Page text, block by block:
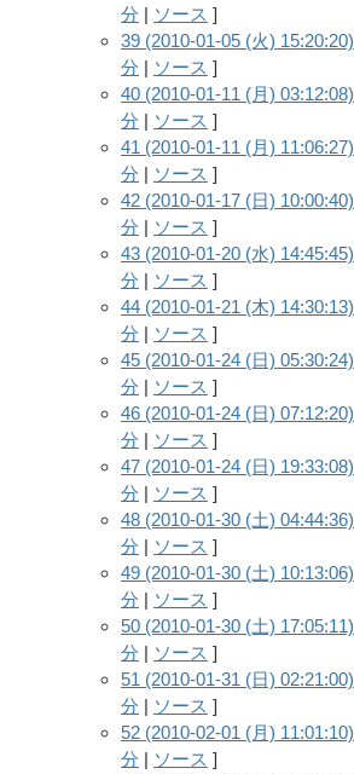
分 | ソース ]
39 (2010-01-05 (火) 15:20:20)
分 | ソース ]
40 (2010-01-11 (月) 03:12:08)
分 | ソース ]
41 (2010-01-11 (月) 11:06:27)
分 | ソース ]
42 (2010-01-17 (日) 10:00:40)
分 | ソース ]
43 (2010-01-20 (水) 14:45:45)
分 | ソース ]
44 (2010-01-21 (木) 14:30:13)
分 | ソース ]
45 (2010-01-24 (日) 05:30:24)
分 | ソース ]
46 (2010-01-24 (日) 07:12:20)
分 | ソース ]
47 (2010-01-24 (日) 19:33:08)
分 | ソース ]
48 (2010-01-30 (土) 04:44:36)
分 | ソース ]
49 (2010-01-30 (土) 10:13:06)
分 | ソース ]
50 (2010-01-30 (土) 17:05:11)
分 | ソース ]
51 (2010-01-31 (日) 02:21:00)
分 | ソース ]
52 (2010-02-01 (月) 11:01:10)
分 | ソース ]